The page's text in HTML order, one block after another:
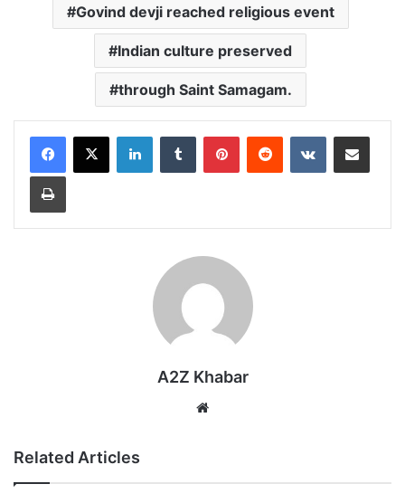
Govind devji reached religious event
Indian culture preserved
through Saint Samagam.
LinkedInTumblr PinterestReddit VKontakteShare via Email
Print
A2Z Khabar
Related Articles